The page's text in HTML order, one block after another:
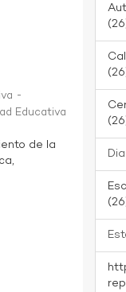
-
Educativa
de la